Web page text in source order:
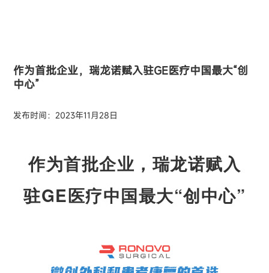
作为首批企业，瑞龙诺赋入驻GE医疗中国最大“创
中心”
发布时间：2023年11月28日
作为首批企业，瑞龙诺赋入
驻GE医疗中国最大“创中心”